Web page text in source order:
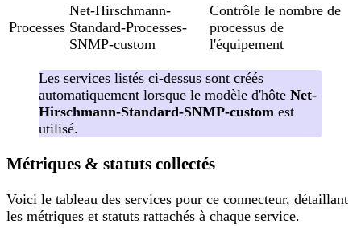
Processes
Net-Hirschmann-
Standard-Processes-
SNMP-custom
Contrôle le nombre de
processus de
l'équipement
Les services listés ci-dessus sont créés
automatiquement lorsque le modèle d'hôte Net-
Hirschmann-Standard-SNMP-custom est
utilisé.
Métriques & statuts collectés
Voici le tableau des services pour ce connecteur, détaillant
les métriques et statuts rattachés à chaque service.